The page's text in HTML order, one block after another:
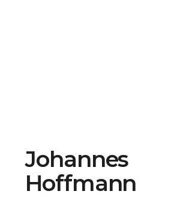
Johannes
Hoffmann